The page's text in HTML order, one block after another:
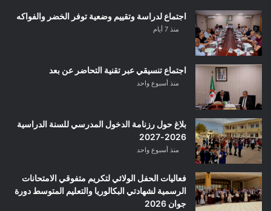
اجتماع لدراسة وتقييم وضعية توفر الخضر والفواكه
منذ 7 أيام
اجتماع تنسيقي عبر تقنية التحاضر عن بعد
منذ أسبوع واحد
بلاغ حول رزنامة الدخول المدرسي للسنة الدراسية
2026-2027
منذ أسبوع واحد
فعاليات الحفل الولائي لتكريم متفوقي الامتحانات
الرسمية لشهادتي البكالوريا والتعليم المتوسط دورة
جوان 2026